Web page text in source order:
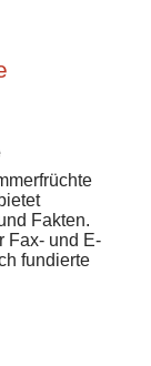
Fakten.
Fax- und E-
fundierte